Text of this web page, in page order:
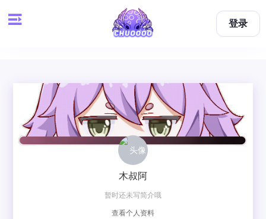
登录
木叔阿
暂时还未写简介哦
查看个人资料